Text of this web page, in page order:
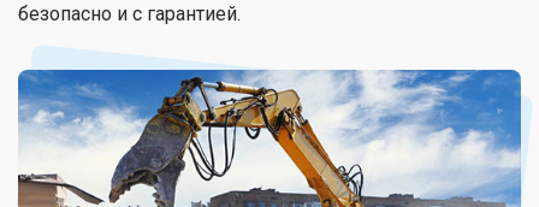
безопасно и с гарантией.